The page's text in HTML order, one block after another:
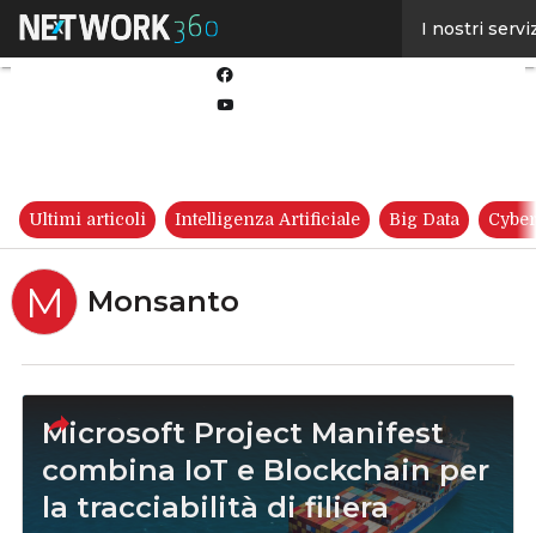
I nostri
Ultimi articoli Intelligenza Artificiale Big Data
M Monsanto
Microsoft Project Manifest
combina IoT e Blockchain per
la tracciabilità di filiera